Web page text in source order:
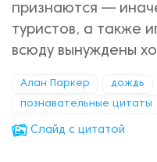
признаются —
туристов, а также
всюду вынуждены
Алан Паркер дождь
познавательные цитаты
Cлайд с цитатой